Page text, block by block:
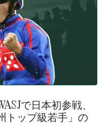
で日本初参戦、
トップ級若手」の